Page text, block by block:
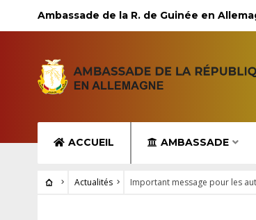
Ambassade de la R. de Guinée en
ACCUEIL AMBASSADE
Actualités Important message pour les
ACTUALITÉS